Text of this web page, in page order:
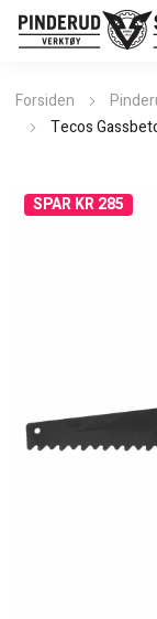
Forsiden
Tecos
SPAR KR 285